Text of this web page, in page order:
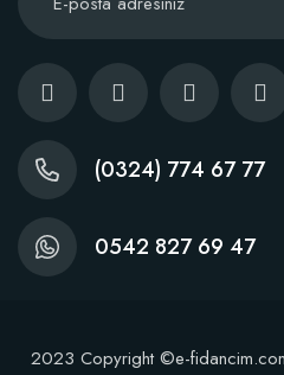
(0324) 774 67 77
0542 827 69 47
2023 Copyright ©e-